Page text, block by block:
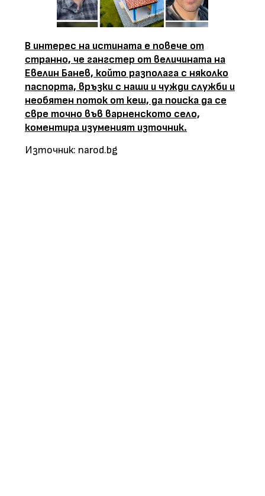
В интерес на истината е повече от
странно, че гангстер от величината на
Евелин Банев, който разполага с няколко
паспорта, връзки с наши и чужди служби и
необятен поток от кеш, да поиска да се
свре точно във варненското село,
коментира изуменият източник.
Източник: narod.bg